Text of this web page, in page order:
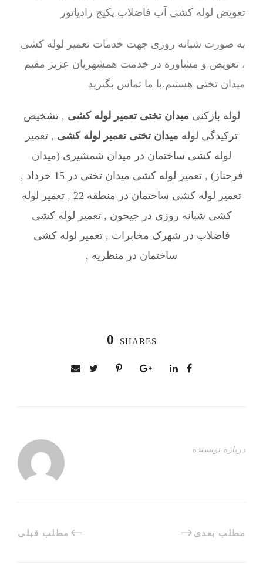
به صورت شبانه روزی جهت خدمات تعمیر لوله کشی
، تعویض و مشاوره در خدمت همشهریان عزیز مقیم
میدان تختی هستیم.با ما تماس بگیرید
لوله بازکنی میدان تختی تعمیر لوله کشی ,تشخیص
ترکیدگی لوله میدان تختی تعمیر لوله کشی , تعمیر
لوله کشی ساختمان در میدان شمشیری (میدان
فرحناز) ,تعمیر لوله کشی میدان تختی در 15 خرداد
,
تعمیر لوله کشی ساختمان در منطقه 22
, تعمیر لوله
کشی شبانه روزی در جیحون ,تعمیر لوله کشی
فاضلاب در شهرک مخابرات ,تعمیر لوله کشی
ساختمان در منظریه ,
0 SHARES
درباره نویسنده
مطلب قبلی مطلب بعدی